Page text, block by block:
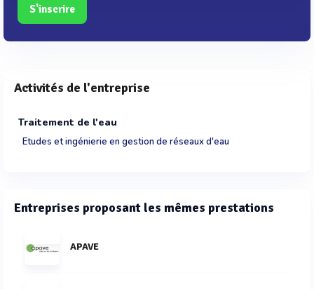
S'inscrire
Activités de l'entreprise
Traitement de l'eau
Etudes et ingénierie en gestion de réseaux d'eau
Entreprises proposant les mêmes prestations
APAVE